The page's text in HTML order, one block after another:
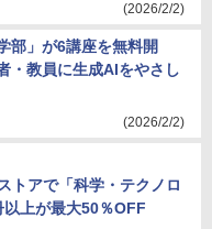
(2026/2/2)
部」が6講座を無料開
・教員に生成AIをやさし
(2026/2/2)
アで「科学・テクノロ
上が最大50％OFF